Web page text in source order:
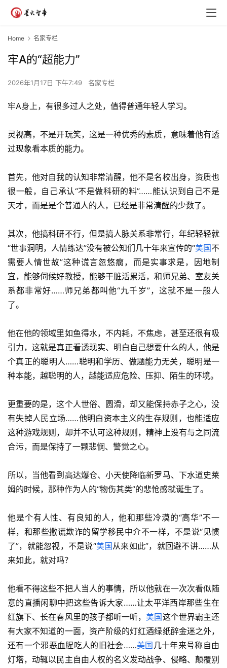
Home 名家专栏
牢A的“超能力”
2026年1月17日 下午7:49 名家专栏
牢A身上，有很多过人之处，值得普通年轻人学习。
灵视高，不是开玩笑，这是一种优秀的素质，意味着他有透
过现象看本质的能力。
首先，他对自我的认知非常清醒，他不是名校出身，资质也
很一般，自己承认“不是做科研的料”……能认识到自己不是
天才，而是是个普通人的人，已经是非常清醒的少数了。
其次，他搞科研不行，但是搞人脉关系非常行，年纪轻轻就
“世事洞明，人情练达”没有被公知们几十年来宣传的“美国不
需要人情世故”这种谎言忽悠瘸，而是实事求是，因地制
宜，能够伺候好教授，能够干脏活累活，和师兄弟、室友关
系都非常好……师兄弟都叫他“九千岁”，这就不是一般人
了。
他在他的领域里如鱼得水，不内耗，不焦虑，甚至还很有吸
引力，这就是真正看透现实、明白自己想要什么的人，他是
个真正的聪明人……聪明和学历、做题能力无关，聪明是一
种本能，越聪明的人，越能适应危险、压抑、陌生的环境。
更重要的是，这个人世俗、圆滑，却又能保持赤子之心，没
有失掉人民立场……他明白资本主义的生存规则，也能适应
这种游戏规则，却并不认可这种规则，精神上没有与之同流
合污，而是保持了一颗悲悯、警觉之心。
所以，当他看到高达爆仓、小天使降临新罗马、下水道史莱
姆的时候，那种作为人的“物伤其类”的悲怆感就诞生了。
他是个有人性、有良知的人，他和那些冷漠的“高华”不一
样，和那些撒谎欺诈的留学移民中介不一样，不是说“见惯
了”，就能忽视，不是说“美国从来如此”，就回避不讲……从
来如此，就对吗？
他看不得这些不把人当人的事情，所以他就在一次次看似随
意的直播闲聊中把这些告诉大家……让太平洋西岸那些生在
红旗下、长在春风里的孩子都听一听，美国这个世界霸主还
有大家不知道的一面，资产阶级的灯红酒绿纸醉金迷之外，
还有一个邪恶血腥吃人的旧社会……美国 几十年来号称自由
灯塔，动辄以民主自由人权的名义发动战争、侵略、颠覆别